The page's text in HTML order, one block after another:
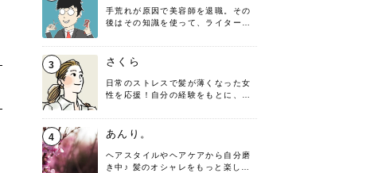
手荒れが原因で美容師を退職。その
後はその知識を使って、ライターと
髪の知識をわかりやすく紹介しま
す！
3 さくら
日常のストレスで髪が薄くなった女
性を応援！自分の経験をもとに、執
4 あんり。
ヘアスタイルやヘアケアから自分磨
き中♪ 髪のオシャレをもっと楽しめ